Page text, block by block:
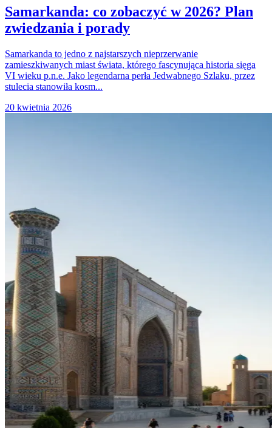
Samarkanda: co zobaczyć w 2026? Plan
zwiedzania i porady
Samarkanda to jedno z najstarszych nieprzerwanie
zamieszkiwanych miast świata, którego fascynująca historia sięga
VI wieku p.n.e. Jako legendarna perła Jedwabnego Szlaku, przez
stulecia stanowiła kosm...
20 kwietnia 2026